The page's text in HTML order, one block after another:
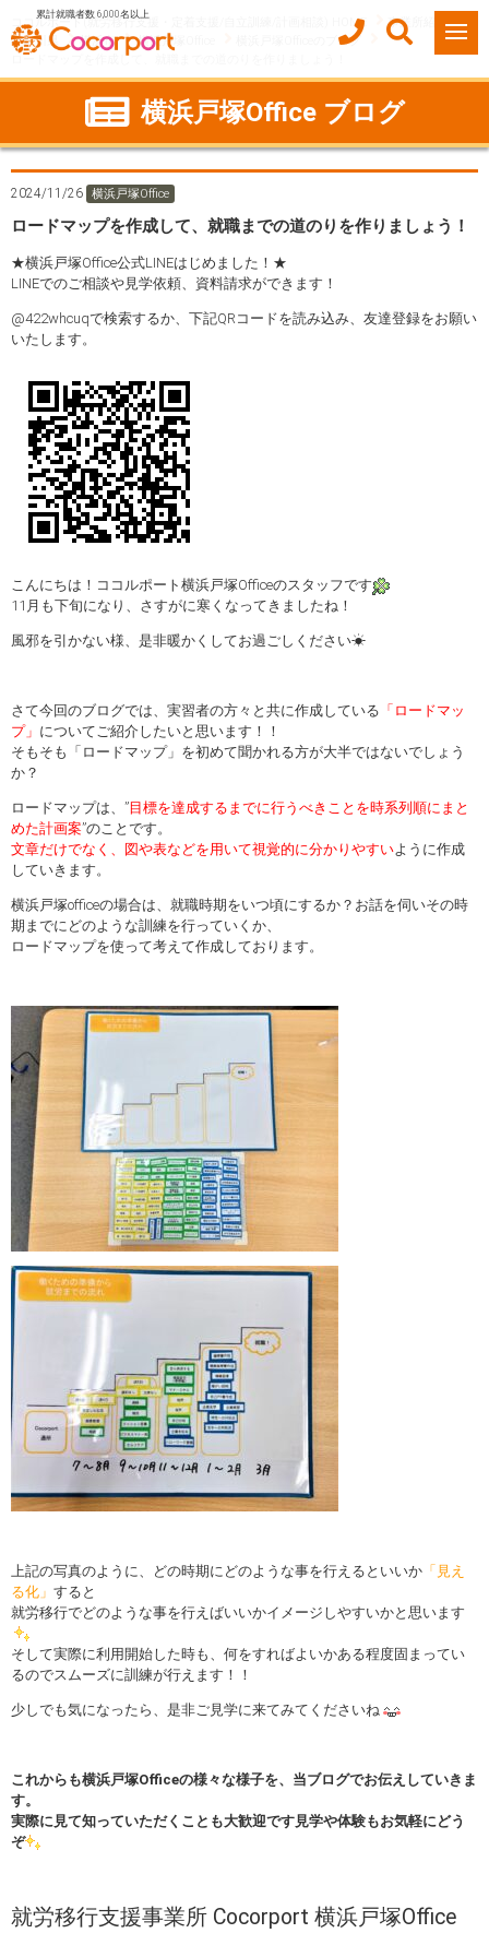
累計就職者数 6,000名以上
ココルポート(就労移行支援・定着支援/自立訓練/計画相談) HOME
事業所紹介
神奈川県
横浜市 横浜戸塚Office
横浜戸塚Officeのブログ
ロードマップを作成して、就職までの道のりを作りましょう！
横浜戸塚Office ブログ
2024/11/26 横浜戸塚Office
ロードマップを作成して、就職までの道のりを作りましょう！
★横浜戸塚Office公式LINEはじめました！★
LINEでのご相談や見学依頼、資料請求ができます！
@422whcuqで検索するか、下記QRコードを読み込み、友達登録をお願い
いたします。
こんにちは！ココルポート横浜戸塚Officeのスタッフです
11月も下旬になり、さすがに寒くなってきましたね！
風邪を引かない様、是非暖かくしてお過ごしください☀
さて今回のブログでは、実習者の方々と共に作成している 「ロードマッ
プ」 についてご紹介したいと思います！！
そもそも「ロードマップ」を初めて聞かれる方が大半ではないでしょう
か？
ロードマップは、”目標を達成するまでに行うべきことを時系列順にまと
めた計画案”のことです。
文章だけでなく、図や表などを用いて視覚的に分かりやすいように作成
していきます。
横浜戸塚officeの場合は、就職時期をいつ頃にするか？お話を伺いその時
期までにどのような訓練を行っていくか、
ロードマップを使って考えて作成しております。
上記の写真のように、どの時期にどのような事を行えるといいか 「見え
る化」 すると
就労移行でどのような事を行えばいいかイメージしやすいかと思います
そして実際に利用開始した時も、何をすればよいかある程度固まってい
るのでスムーズに訓練が行えます！！
少しでも気になったら、是非ご見学に来てみてくださいね
これからも横浜戸塚Officeの様々な様子を、当ブログでお伝えしていきま
す。
実際に見て知っていただくことも大歓迎です見学や体験もお気軽にどう
ぞ
就労移行支援事業所 Cocorport 横浜戸塚Office